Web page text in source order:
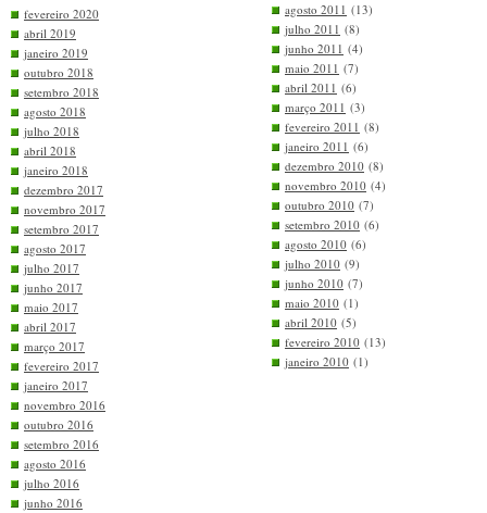
fevereiro 2020
abril 2019
janeiro 2019
outubro 2018
setembro 2018
agosto 2018
julho 2018
abril 2018
janeiro 2018
dezembro 2017
novembro 2017
setembro 2017
agosto 2017
julho 2017
junho 2017
maio 2017
abril 2017
março 2017
fevereiro 2017
janeiro 2017
novembro 2016
outubro 2016
setembro 2016
agosto 2016
julho 2016
junho 2016
agosto 2011 (13)
julho 2011 (8)
junho 2011 (4)
maio 2011 (7)
abril 2011 (6)
março 2011 (3)
fevereiro 2011 (8)
janeiro 2011 (6)
dezembro 2010 (8)
novembro 2010 (4)
outubro 2010 (7)
setembro 2010 (6)
agosto 2010 (6)
julho 2010 (9)
junho 2010 (7)
maio 2010 (1)
abril 2010 (5)
fevereiro 2010 (13)
janeiro 2010 (1)